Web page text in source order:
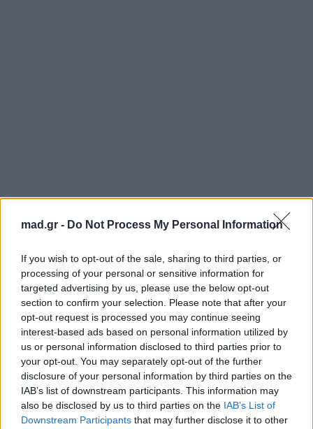
mad.gr - Do Not Process My Personal Information
If you wish to opt-out of the sale, sharing to third parties, or
processing of your personal or sensitive information for
targeted advertising by us, please use the below opt-out
section to confirm your selection. Please note that after your
opt-out request is processed you may continue seeing
interest-based ads based on personal information utilized by
us or personal information disclosed to third parties prior to
your opt-out. You may separately opt-out of the further
disclosure of your personal information by third parties on the
IAB’s list of downstream participants. This information may
also be disclosed by us to third parties on the IAB’s List of
Downstream Participants that may further disclose it to other
Cine-Update: Όλες οι νέες κυκλοφορίες και
οι επανεκδόσεις που κάνουν πρεμιέρα την
Πέμπτη 25/6
Κυκλοφόρησε το πρώτο trailer του «Practical
Magic 2» – Οι μάγισσες Owens επιστρέφουν
στην οθόνη
Για σχόλια, μηνύματα ή φωτογραφικό υλικό
σχετικά με τοMad.gr, επισκεφτείτε μας στο